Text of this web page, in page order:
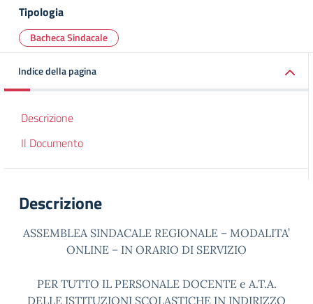
Tipologia
Bacheca Sindacale
Indice della pagina
Descrizione
Il Documento
Descrizione
ASSEMBLEA SINDACALE REGIONALE – MODALITA’
ONLINE – IN ORARIO DI SERVIZIO
PER TUTTO IL PERSONALE DOCENTE e A.T.A.
DELLE ISTITUZIONI SCOLASTICHE IN INDIRIZZO